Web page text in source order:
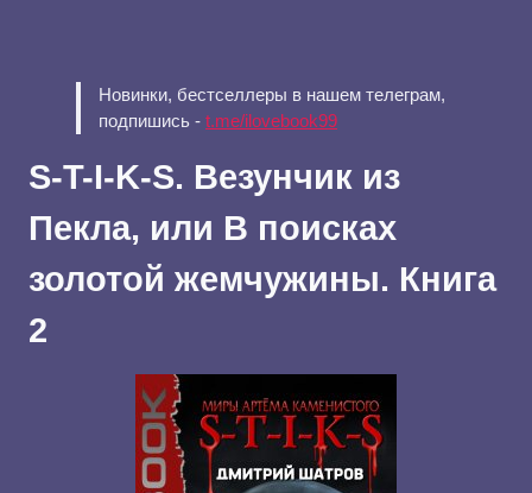
Новинки, бестселлеры в нашем телеграм,
подпишись - t.me/ilovebook99
S-T-I-K-S. Везунчик из
Пекла, или В поисках
золотой жемчужины. Книга
2